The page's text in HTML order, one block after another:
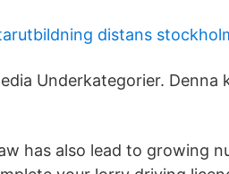
distans
Underkategorier.
has also lead to growing